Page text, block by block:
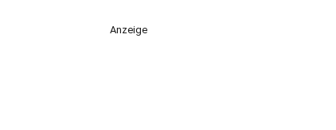
Anzeige